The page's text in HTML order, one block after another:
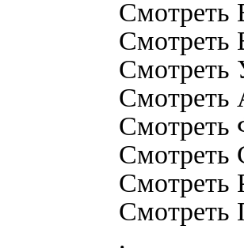
Смотреть
Смотреть
Смотреть
Смотреть
Смотреть
Смотреть
Смотреть
Смотреть
.